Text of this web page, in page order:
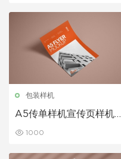
包装样机
A5传单样机宣传页样机展
1000